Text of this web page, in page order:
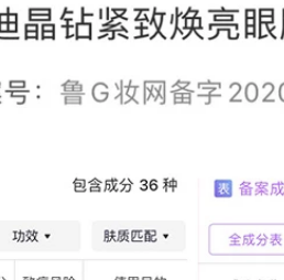
Sửa chữa dưỡng
ẩm mặt nạ ngủ vichy
Facelive / Ferzi Light
Fruit Licorice
Women Mask mặt
nạ đất sét some by
724,000